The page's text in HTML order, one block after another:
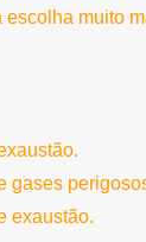
escolha muito
gases
exaustão.